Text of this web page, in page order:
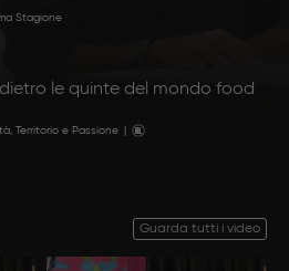
Stagione
le quinte del mondo food
Territorio e Passione
Guarda tutti i video